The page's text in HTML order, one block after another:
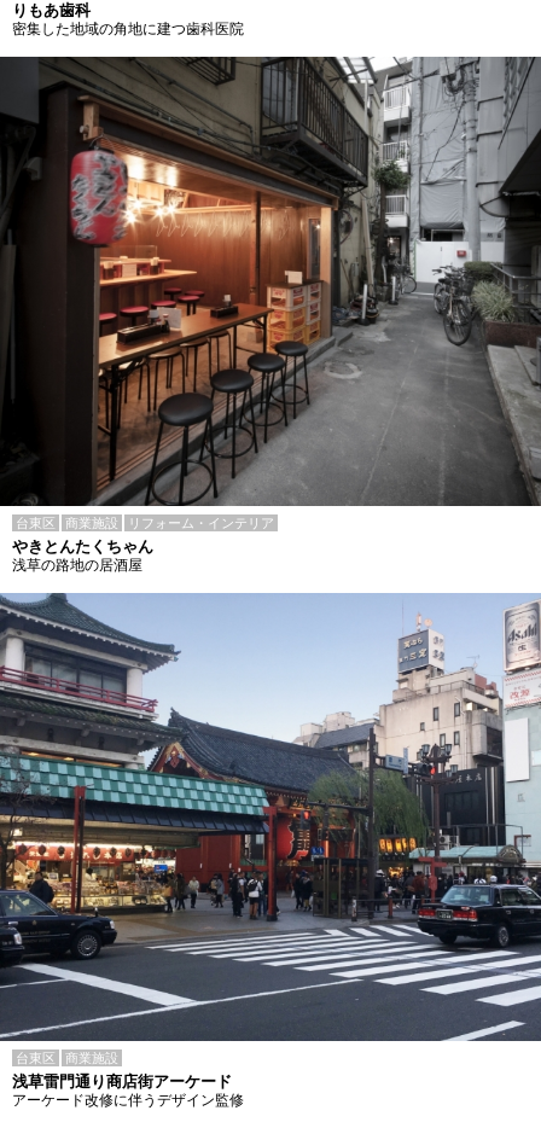
りもあ歯科
密集した地域の角地に建つ歯科医院
台東区 商業施設 リフォーム・インテリア
やきとんたくちゃん
浅草の路地の居酒屋
台東区 商業施設
浅草雷門通り商店街アーケード
アーケード改修に伴うデザイン監修